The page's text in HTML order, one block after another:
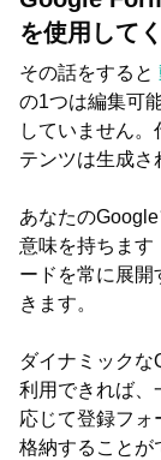
を使用して
その話をすると
の1つは編集可
していません
テンツは生成さ
あなたの
意味を持ちます
ードを常に展開
きます。
ダイナミック
利用できれば、
応じて登録フォ
格納することが